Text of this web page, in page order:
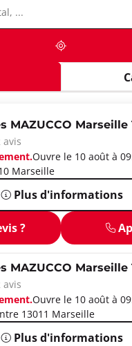
MAZUCCO Marseille
avis
Ouvre le 10 août à
Marseille
Plus d'informations
?
MAZUCCO Marseille
avis
Ouvre le 10 août à
13011 Marseille
Plus d'informations